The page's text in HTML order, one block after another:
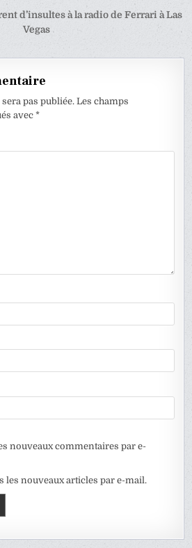
d’insultes à la radio de Ferrari à Las
Vegas
pas publiée. Les champs
avec*
nouveaux commentaires par e-
les nouveaux articles par e-mail.